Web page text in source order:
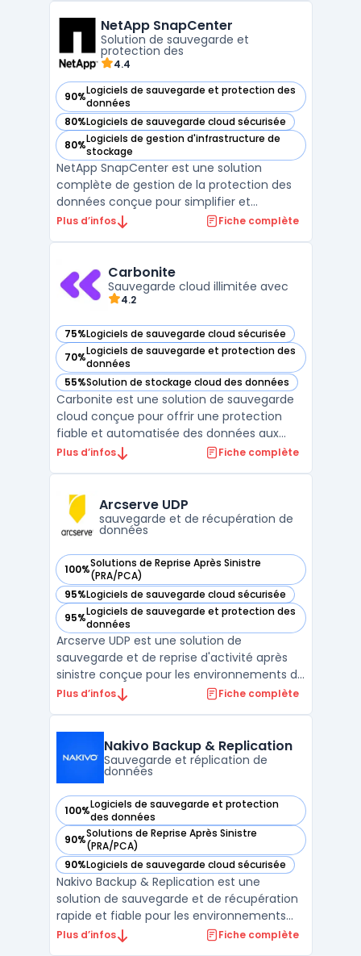
NetApp SnapCenter
Solution de sauvegarde et
protection des
4.4
90%Logiciels de sauvegarde et protection des
données
— voir NetApp SnapCenter dans cette catégorie
80%Logiciels de sauvegarde cloud sécurisée
— voir NetApp SnapCenter dans cette catégorie
80%Logiciels de gestion d'infrastructure de
stockage
— voir NetApp SnapCenter dans cette catégorie
NetApp SnapCenter est une solution
complète de gestion de la protection des
données conçue pour simplifier et
centraliser les processus de sauvegarde,
d'entreprise. Grâce à son interface unifiée,
SnapCenter permet aux admi ...
Plus d’infos Fiche complète
Carbonite
Sauvegarde cloud illimitée avec
4.2
75%Logiciels de sauvegarde cloud sécurisée
— voir Carbonite dans cette catégorie
70%Logiciels de sauvegarde et protection des
données
— voir Carbonite dans cette catégorie
55%Solution de stockage cloud des données
— voir Carbonite dans cette catégorie
Carbonite est une solution de sauvegarde
cloud conçue pour offrir une protection
fiable et automatisée des données aux
particuliers et aux entreprises. Grâce à son
documents, photos, vidéos et courriels, en
les stoc ...
Plus d’infos Fiche complète
Arcserve UDP
sauvegarde et de récupération de
données
100%Solutions de Reprise Après Sinistre
(PRA/PCA)
— voir Arcserve UDP dans cette catégorie
95%Logiciels de sauvegarde cloud sécurisée
— voir Arcserve UDP dans cette catégorie
95%Logiciels de sauvegarde et protection des
données
— voir Arcserve UDP dans cette catégorie
Arcserve UDP est une solution de
sauvegarde et de reprise d'activité après
sinistre conçue pour les environnements de
travail modernes et complexes tels que les
déduplication globale, UDP permet des
sauvegardes et des restau ...
Plus d’infos Fiche complète
Nakivo Backup & Replication
Sauvegarde et réplication de
données
100%Logiciels de sauvegarde et protection
des données
— voir Nakivo Backup & Replication dans cette catégorie
90%Solutions de Reprise Après Sinistre
(PRA/PCA)
— voir Nakivo Backup & Replication dans cette catégorie
90%Logiciels de sauvegarde cloud sécurisée
— voir Nakivo Backup & Replication dans cette catégorie
Nakivo Backup & Replication est une
solution de sauvegarde et de récupération
rapide et fiable pour les environnements
virtuels VMware, Hyper-V et AWS. Il offre des
Plus d’infos Fiche complète